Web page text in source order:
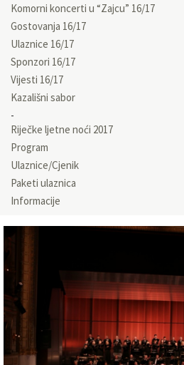
Komorni koncerti u “Zajcu” 16/17
Gostovanja 16/17
Ulaznice 16/17
Sponzori 16/17
Vijesti 16/17
Kazališni sabor
Riječke ljetne noći 2017
Program
Ulaznice/Cjenik
Paketi ulaznica
Informacije